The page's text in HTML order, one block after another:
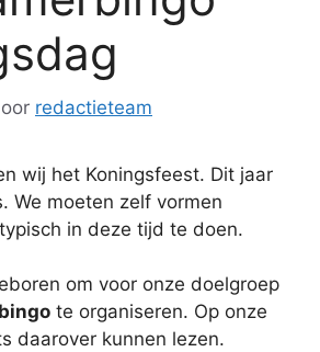
redactieteam
wij het Koningsfeest. Dit jaar
We moeten zelf vormen
in deze tijd te doen.
om voor onze doelgroep
te organiseren. Op onze
daarover kunnen lezen.